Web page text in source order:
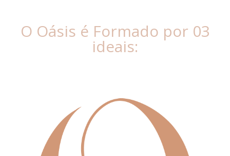
O Oásis é Formado por 03
ideais: